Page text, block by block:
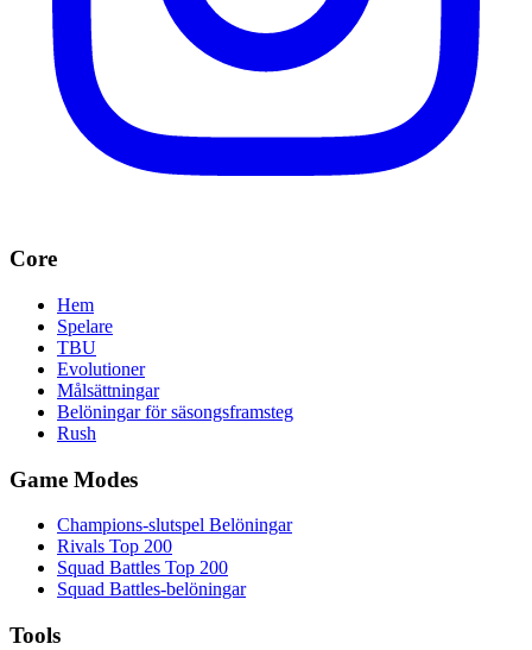
Core
Hem
Spelare
TBU
Evolutioner
Målsättningar
Belöningar för säsongsframsteg
Rush
Game Modes
Champions-slutspel Belöningar
Rivals Top 200
Squad Battles Top 200
Squad Battles-belöningar
Tools